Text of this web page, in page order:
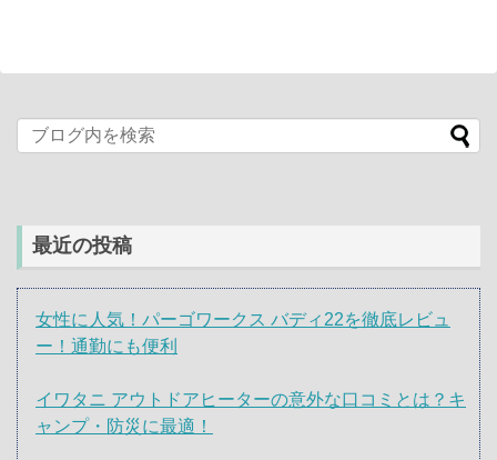
最近の投稿
女性に人気！パーゴワークス バディ22を徹底レビュ
ー！通勤にも便利
イワタニ アウトドアヒーターの意外な口コミとは？キ
ャンプ・防災に最適！